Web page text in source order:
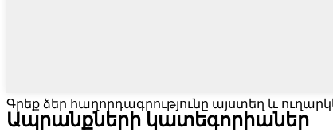
Գրեք ձեր հաղորդագրությունը այստեղ և
Ապրանքների կատեգորիաներ